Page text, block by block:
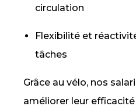
circulation
Flexibilité et
tâches
Grâce au vélo, nos
améliorer leur